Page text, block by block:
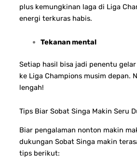
plus kemungkinan laga di Liga
energi terkuras habis.
Tekanan mental
Setiap hasil bisa jadi penentu
ke Liga Champions musim depan.
lengah!
Tips Biar Sobat Singa Makin Seru
Biar pengalaman nonton makin
dukungan Sobat Singa makin
tips berikut: